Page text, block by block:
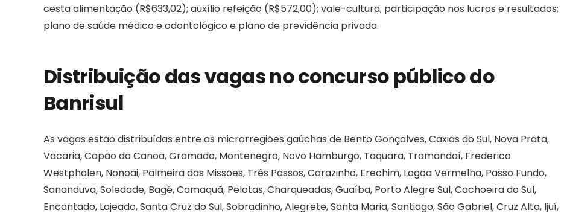
cesta alimentação (R$633,02); auxílio refeição (R$572,00); vale-cultura; participação nos lucros e resultados;
plano de saúde médico e odontológico e plano de previdência privada.
Distribuição das vagas no concurso público do
Banrisul
As vagas estão distribuídas entre as microrregiões gaúchas de Bento Gonçalves, Caxias do Sul, Nova Prata,
Vacaria, Capão da Canoa, Gramado, Montenegro, Novo Hamburgo, Taquara, Tramandaí, Frederico
Westphalen, Nonoai, Palmeira das Missões, Três Passos, Carazinho, Erechim, Lagoa Vermelha, Passo Fundo,
Sananduva, Soledade, Bagé, Camaquã, Pelotas, Charqueadas, Guaíba, Porto Alegre Sul, Cachoeira do Sul,
Encantado, Lajeado, Santa Cruz do Sul, Sobradinho, Alegrete, Santa Maria, Santiago, São Gabriel, Cruz Alta, Ijuí,